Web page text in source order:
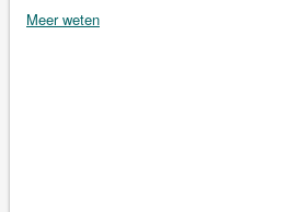
Meer weten